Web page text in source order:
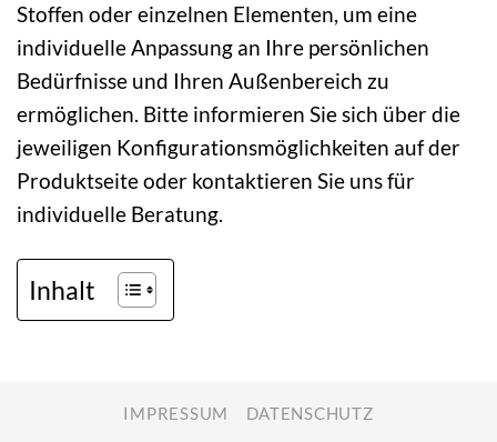
Stoffen oder einzelnen Elementen, um eine
individuelle Anpassung an Ihre persönlichen
Bedürfnisse und Ihren Außenbereich zu
ermöglichen. Bitte informieren Sie sich über die
jeweiligen Konfigurationsmöglichkeiten auf der
Produktseite oder kontaktieren Sie uns für
individuelle Beratung.
Inhalt
IMPRESSUM DATENSCHUTZ